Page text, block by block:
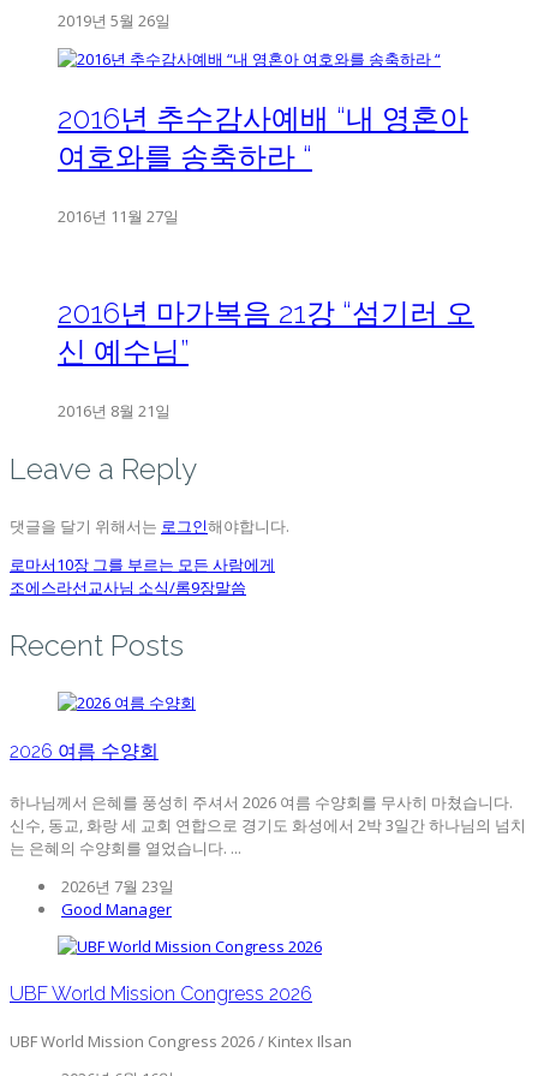
2019년 5월 26일
2016년 추수감사예배 “내 영혼아
여호와를 송축하라 “
2016년 11월 27일
2016년 마가복음 21강 “섬기러 오
신 예수님”
2016년 8월 21일
Leave a Reply
댓글을 달기 위해서는 로그인해야합니다.
로마서10장 그를 부르는 모든 사람에게
조에스라선교사님 소식/롬9장말씀
Recent Posts
2026 여름 수양회
하나님께서 은혜를 풍성히 주셔서 2026 여름 수양회를 무사히 마쳤습니다.
신수, 동교, 화랑 세 교회 연합으로 경기도 화성에서 2박 3일간 하나님의 넘치
는 은혜의 수양회를 열었습니다. ...
2026년 7월 23일
Good Manager
UBF World Mission Congress 2026
UBF World Mission Congress 2026 / Kintex Ilsan